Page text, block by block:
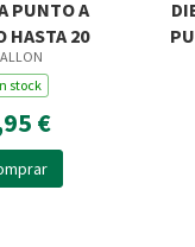
PUNTO A
HASTA 20
stock
€